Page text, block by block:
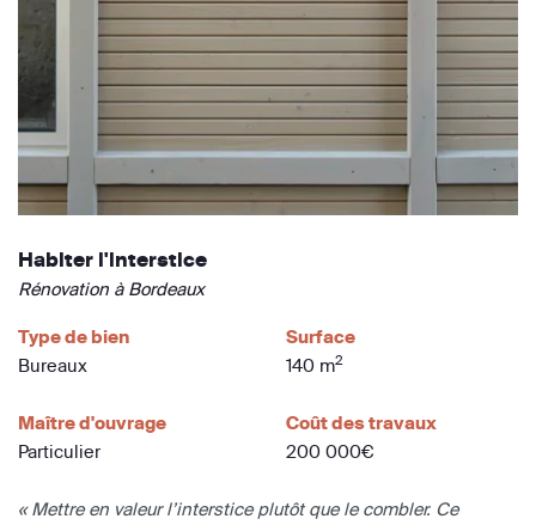
Habiter l'interstice
Rénovation à Bordeaux
Type de bien
Bureaux
Surface
140 m2
Maître d'ouvrage
Particulier
Coût des travaux
200 000€
« Mettre en valeur l’interstice plutôt que le combler. Ce